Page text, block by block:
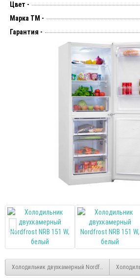
Цвет -
Марка ТМ -
Гарантия -
Холодильник двухкамерный Nordfrost NRB 134 S,